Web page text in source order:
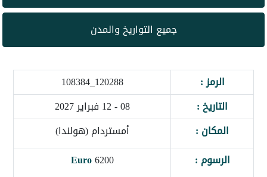
جميع التواريخ والمدن
الرمز :
120288_108384
التاريخ :
08 - 12 فبراير 2027
المكان :
أمستردام (هولندا)
الرسوم :
6200
Euro